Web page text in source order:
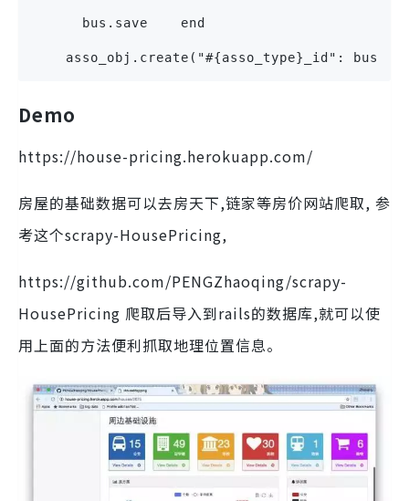
      bus.save    end
asso_obj.create("#{asso_type}_id":
Demo
https://house-pricing.herokuapp.com/
房屋的基础数据可以去房天下,链家等房价网站爬取, 参
考这个scrapy-HousePricing,
https://github.com/PENGZhaoqing/scrapy-
HousePricing 爬取后导入到rails的数据库,就可以使
用上面的方法便利抓取地理位置信息。